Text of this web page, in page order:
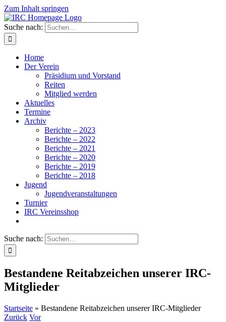
Zum Inhalt springen
Suche nach:
Home
Der Verein
Präsidium und Vorstand
Reiten
Mitglied werden
Aktuelles
Termine
Archiv
Berichte – 2023
Berichte – 2022
Berichte – 2021
Berichte – 2020
Berichte – 2019
Berichte – 2018
Jugend
Jugendveranstaltungen
Turnier
IRC Vereinsshop
Suche nach:
Bestandene Reitabzeichen unserer IRC-
Mitglieder
Startseite » Bestandene Reitabzeichen unserer IRC-Mitglieder
Zurück Vor